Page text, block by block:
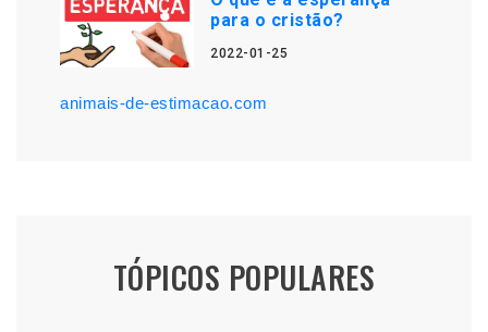
para o cristão?
2022-01-25
animais-de-estimacao.com
TÓPICOS POPULARES